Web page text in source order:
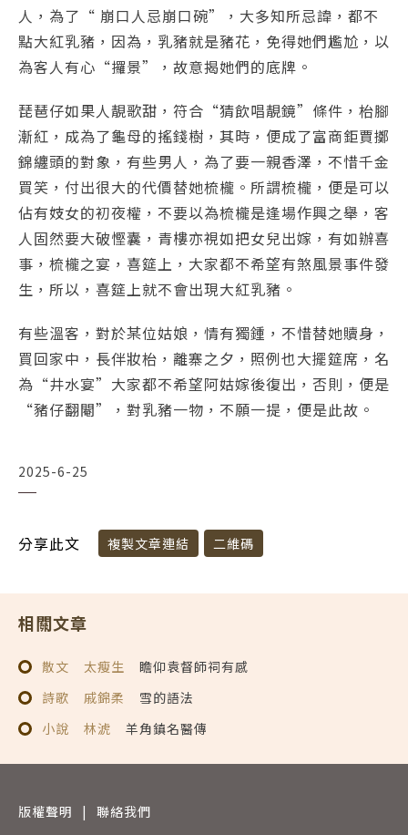
人，為了“ 崩口人忌崩口碗”，大多知所忌諱，都不
點大紅乳豬，因為，乳豬就是豬花，免得她們尷尬，以
為客人有心“攞景”，故意揭她們的底牌。
琵琶仔如果人靚歌甜，符合“猜飲唱靚鏡”條件，枱腳
漸紅，成為了龜母的搖錢樹，其時，便成了富商鉅賈擲
錦纏頭的對象，有些男人，為了要一親香澤，不惜千金
買笑，付出很大的代價替她梳櫳。所謂梳櫳，便是可以
佔有妓女的初夜權，不要以為梳櫳是逢場作興之舉，客
人固然要大破慳囊，青樓亦視如把女兒出嫁，有如辦喜
事，梳櫳之宴，喜筵上，大家都不希望有煞風景事件發
生，所以，喜筵上就不會出現大紅乳豬。
有些溫客，對於某位姑娘，情有獨鍾，不惜替她贖身，
買回家中，長伴妝枱，離寨之夕，照例也大擺筵席，名
為“井水宴”大家都不希望阿姑嫁後復出，否則，便是
“豬仔翻閹”，對乳豬一物，不願一提，便是此故。
2025-6-25
分享此文 複製文章連結 二維碼
相關文章
散文 太瘦生
瞻仰袁督師祠有感
詩歌
戚錦柔
雪的語法
小說
林淲 羊角鎮名醫傳
版權聲明 | 聯絡我們